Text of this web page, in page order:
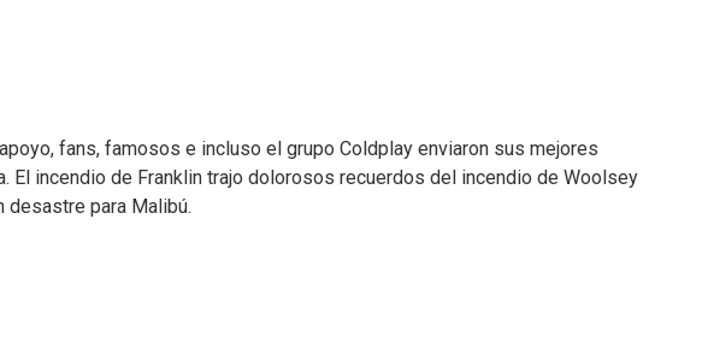
fans, famosos e incluso el grupo Coldplay enviaron sus mejores
El incendio de Franklin trajo dolorosos recuerdos del incendio de Woolsey
desastre para Malibú.